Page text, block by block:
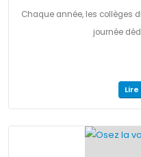
Chaque année, les collèges
journée